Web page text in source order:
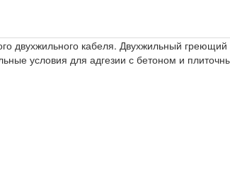
кабеля. Двухжильный
условия для адгезии с бетоном и